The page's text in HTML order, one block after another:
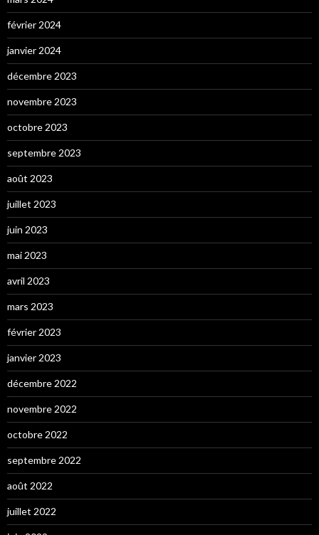
février 2024
janvier 2024
décembre 2023
novembre 2023
octobre 2023
septembre 2023
août 2023
juillet 2023
juin 2023
mai 2023
avril 2023
mars 2023
février 2023
janvier 2023
décembre 2022
novembre 2022
octobre 2022
septembre 2022
août 2022
juillet 2022